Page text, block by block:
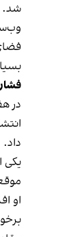
شد.
در
داد.
یکی
او